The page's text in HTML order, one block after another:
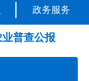
政务服务
业普查公报